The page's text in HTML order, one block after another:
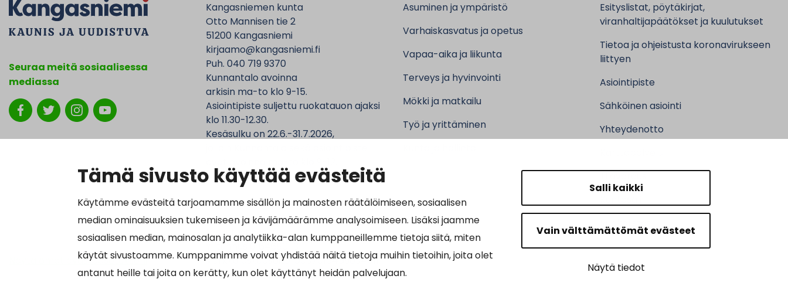
Tämä sivusto käyttää evästeitä
Käytämme evästeitä tarjoamamme sisällön ja mainosten räätälöimiseen, sosiaalisen
median ominaisuuksien tukemiseen ja kävijämäärämme analysoimiseen. Lisäksi jaamme
sosiaalisen median, mainosalan ja analytiikka-alan kumppaneillemme tietoja siitä, miten
käytät sivustoamme. Kumppanimme voivat yhdistää näitä tietoja muihin tietoihin, joita olet
antanut heille tai joita on kerätty, kun olet käyttänyt heidän palvelujaan.
Salli kaikki
Vain välttämättömät evästeet
Näytä tiedot
Seuraa meitä sosiaalisessa
mediassa
Näytä omat evästeasetukseni
Kangasniemen kunta
Otto Mannisen tie 2
51200 Kangasniemi
kirjaamo@kangasniemi.fi
Puh. 040 719 9370
Kunnantalo avoinna
arkisin ma-to klo 9-15.
Asiointipiste suljettu ruokatauon ajaksi
klo 11.30-12.30.
Kesäsulku on 22.6.-31.7.2026,
Laskutustiedot:
Y-tunnus 0164690-3
Verkkolaskuosoite: 0037016469034011
Välittäjätunnus: 003703575029
Asuminen ja ympäristö
Varhaiskasvatus ja opetus
Vapaa-aika ja liikunta
Terveys ja hyvinvointi
Mökki ja matkailu
Työ ja yrittäminen
Esityslistat, pöytäkirjat,
viranhaltijapäätökset ja kuulutukset
Tietoa ja ohjeistusta koronavirukseen
liittyen
Asiointipiste
Sähköinen asiointi
Yhteydenotto
Ruokalistat